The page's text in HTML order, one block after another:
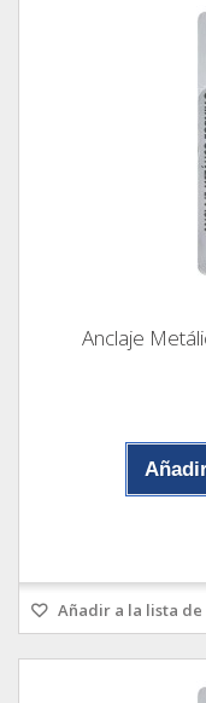
Anclaje
Añadir a la lista de